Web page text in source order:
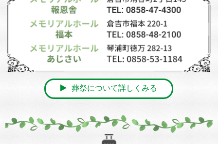
葬祭について詳しくみる